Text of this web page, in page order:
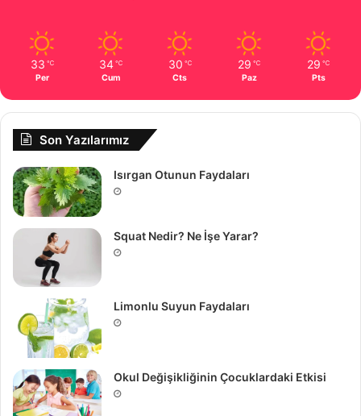
33 ℃
Per
34 ℃
Cum
30 ℃
Cts
29 ℃
Paz
29 ℃
Pts
Son Yazılarımız
Isırgan Otunun Faydaları
Squat Nedir? Ne İşe Yarar?
Limonlu Suyun Faydaları
Okul Değişikliğinin Çocuklardaki Etkisi